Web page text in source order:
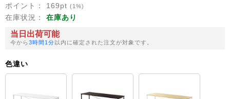
ポイント： 169pt (1%)
在庫状況： 在庫あり
当日出荷可能
今から3時間1分以内に確定された注文が対象です。
色違い